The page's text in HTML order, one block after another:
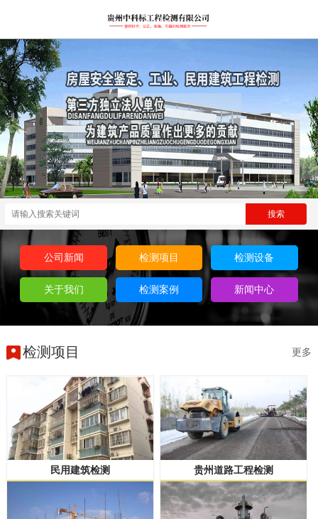
公司新闻 检测项目 检测设备
关于我们 检测案例 新闻中心
检测项目 更多
民用建筑检测 贵州道路工程检测